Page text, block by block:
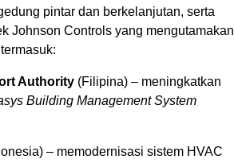
pintar dan berkelanjutan, serta
Johnson Controls yang mengutamakan
Authority (Filipina) – meningkatkan
Building Management System
) – memodernisasi sistem HVAC